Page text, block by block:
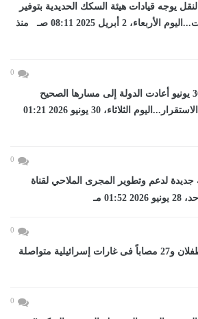
يوجه قيادات هيئة السكك الحديدية بتوفير
أماكن في رحلات...اليوم الأربعاء، 2 أبريل 2025 08:11 صـ منذ
0
برلماني: ثورة 30 يونيو أعادت الدولة إلى مسارها الصحيح
ورسخت دعائم الاستقرار...اليوم الثلاثاء، 30 يونيو 2026 01:21
0
جديدة لدعم وتطوير المجرى الملاحي لقناة
مـ
0
4 شهداء بينهم طفلان و27 مصاباً فى غارات إسرائيلية متواصلة
0